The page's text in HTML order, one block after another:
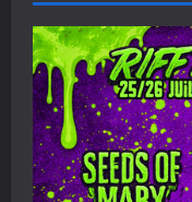
t
i
o
n